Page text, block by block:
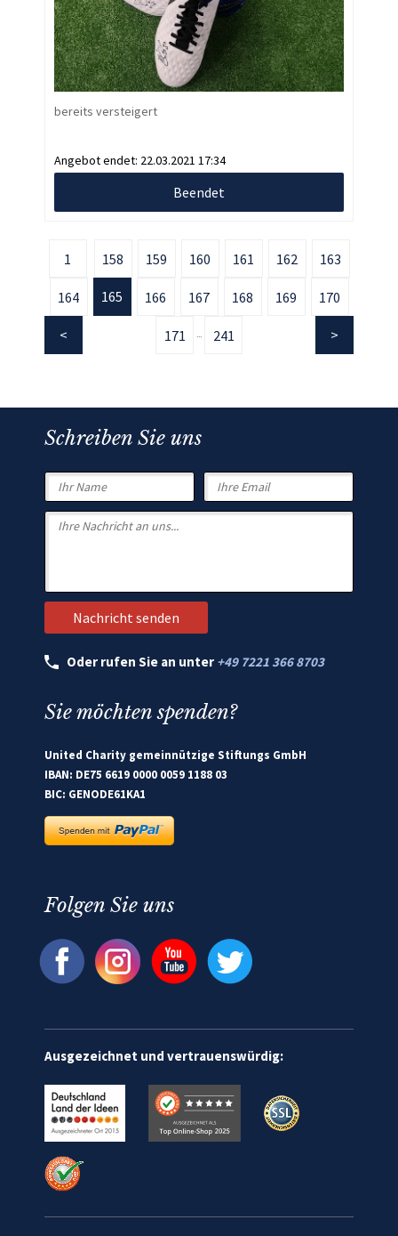
bereits versteigert
Angebot endet: 22.03.2021 17:34
Beendet
1 158 159 160 161 162 163
164 165 166 167 168 169 170
171 ... 241
Schreiben Sie uns
Oder rufen Sie an unter +49 7221 366 8703
Sie möchten spenden?
United Charity gemeinnützige Stiftungs GmbH
IBAN: DE75 6619 0000 0059 1188 03
BIC: GENODE61KA1
Folgen Sie uns
Ausgezeichnet und vertrauenswürdig: